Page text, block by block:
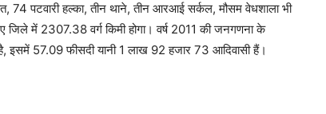
74 पटवारी हल्का, तीन थाने, तीन आरआई सर्कल, मौसम वेधशाला भी
में 2307.38 वर्ग किमी होगा। वर्ष 2011 की जनगणना के
57.09 फीसदी यानी 1 लाख 92 हजार 73 आदिवासी हैं।